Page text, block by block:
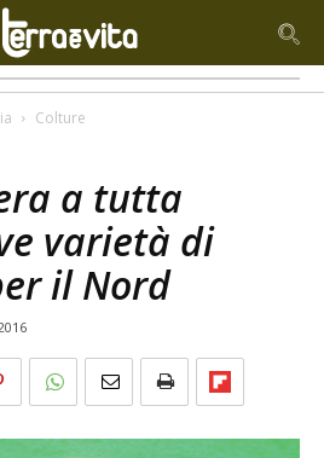
Colture
a tutta
varietà di
il Nord